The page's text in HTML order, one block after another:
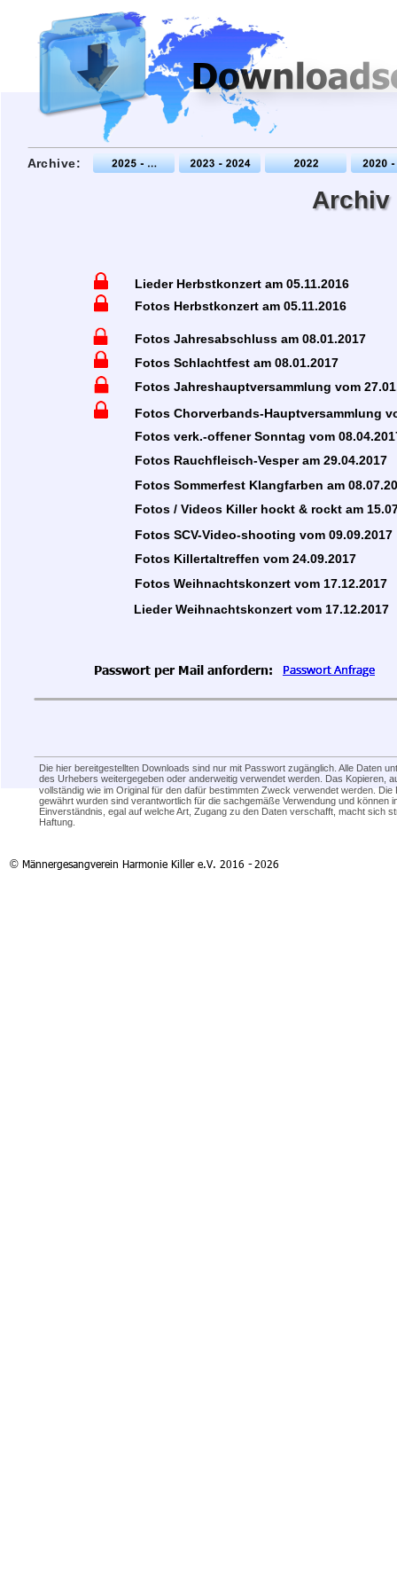
© Männergesangverein Harmonie Killer e.V. 2016 -2026
Die hier bereitgestellten Downloads sind nur mit Passwort zugänglich. Alle Daten
des Urhebers weitergegeben oder anderweitig verwendet werden. Das
vollständig wie im Original für den dafür bestimmten Zweck verwendet werden.
gewährt wurden sind verantwortlich für die sachgemäße Verwendung und
Einverständnis, egal auf welche Art, Zugang zu den Daten verschafft, macht sich
Haftung.
Passwort per Mail anfordern:
Lieder Herbstkonzert am 05.11.2016
Fotos Jahresabschluss am 08.01.2017
Fotos Schlachtfest am 08.01.2017
Fotos Herbstkonzert am 05.11.2016
Fotos Jahreshauptversammlung vom
Fotos Chorverbands-Hauptversammlung
Fotos verk.-offener Sonntag vom
Fotos Rauchfleisch-Vesper am 29.04.2017
Fotos Sommerfest Klangfarben am
Fotos / Videos Killer hockt & rockt am
Fotos Killertaltreffen vom 24.09.2017
Fotos SCV-Video-shooting vom 09.09.2017
Fotos Weihnachtskonzert vom 17.12.2017
Archiv
Passwort Anfrage
Passwort Anfrage
Passwort Anfrage
Lieder Weihnachtskonzert vom 17.12.2017
Archive:
Passwort Anfrage